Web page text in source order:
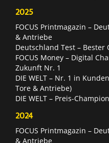
2025
FOCUS Printmagazin –
& Antriebe
Deutschland Test – Bester
FOCUS Money – Digital
Zukunft Nr. 1
DIE WELT – Nr. 1 in
Tore & Antriebe)
DIE WELT – Preis-
2024
FOCUS Printmagazin –
& Antriebe